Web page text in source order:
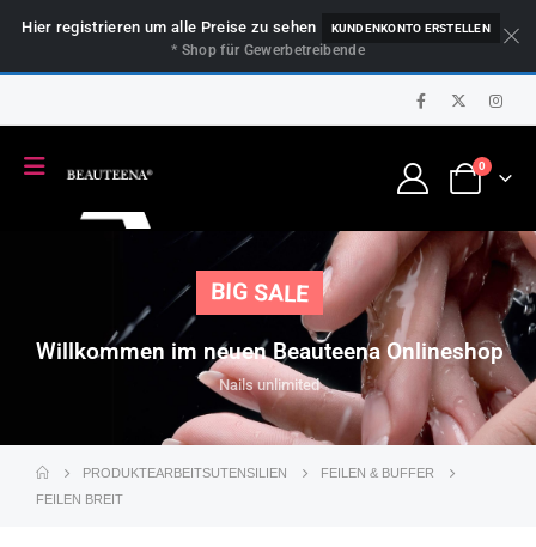
Hier registrieren um alle Preise zu sehen KUNDENKONTO ERSTELLEN
* Shop für Gewerbetreibende
0
BIG SALE
Willkommen im neuen Beauteena Onlineshop
Nails unlimited
PRODUKTEARBEITSUTENSILIEN
FEILEN & BUFFER
FEILEN BREIT